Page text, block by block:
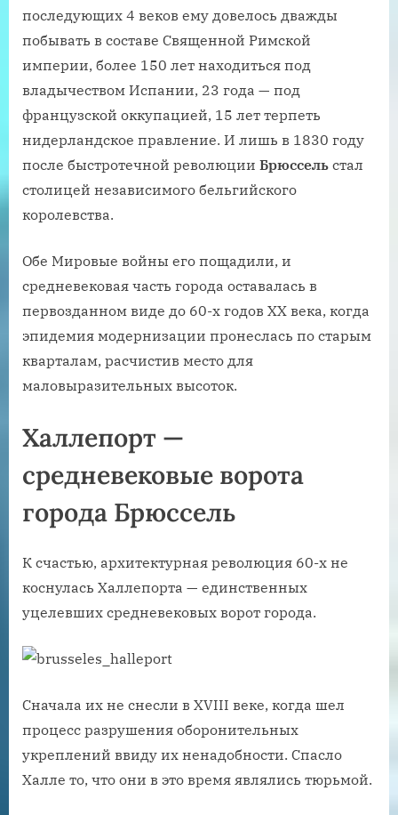
последующих 4 веков ему довелось дважды
побывать в составе Священной Римской
империи, более 150 лет находиться под
владычеством Испании, 23 года — под
французской оккупацией, 15 лет терпеть
нидерландское правление. И лишь в 1830 году
после быстротечной революции Брюссель стал
столицей независимого бельгийского
королевства.
Обе Мировые войны его пощадили, и
средневековая часть города оставалась в
первозданном виде до 60-х годов XX века, когда
эпидемия модернизации пронеслась по старым
кварталам, расчистив место для
маловыразительных высоток.
Халлепорт —
средневековые ворота
города Брюссель
К счастью, архитектурная революция 60-х не
коснулась Халлепорта — единственных
уцелевших средневековых ворот города.
Сначала их не снесли в XVIII веке, когда шел
процесс разрушения оборонительных
укреплений ввиду их ненадобности. Спасло
Халле то, что они в это время являлись тюрьмой.